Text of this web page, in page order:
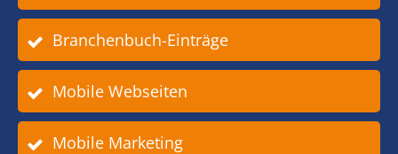
Branchenbuch-Einträge
Mobile Webseiten
Mobile Marketing